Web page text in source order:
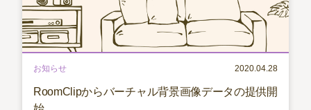
お知らせ 2020.04.28
RoomClipからバーチャル背景画像データの提供開